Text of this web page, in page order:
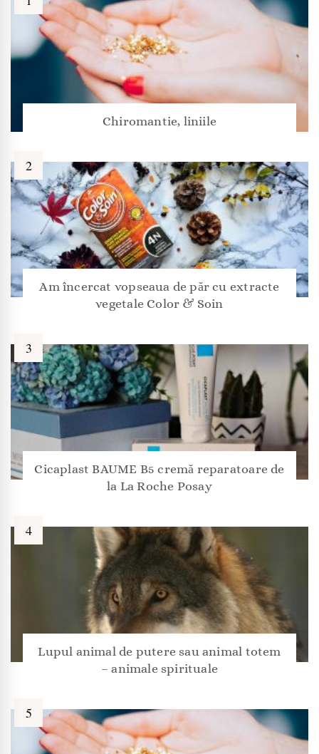
Chiromantie, liniile
Am încercat vopseaua de păr cu extracte
vegetale Color & Soin
Cicaplast BAUME B5 cremă reparatoare de
la La Roche Posay
Lupul animal de putere sau animal totem
– animale spirituale